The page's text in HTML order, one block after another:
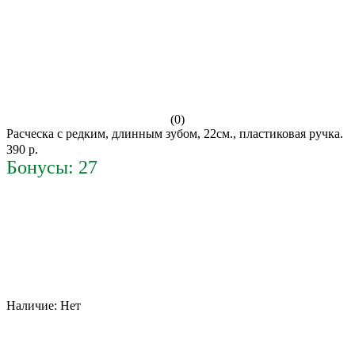
(0)
Расческа с редким, длинным зубом, 22см., пластиковая ручка.
390 р.
Бонусы: 27
Наличие: Нет